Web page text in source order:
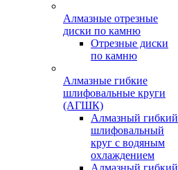
Алмазные отрезные
диски по камню
Отрезные диски
по камню
Алмазные гибкие
шлифовальные круги
(АГШК)
Алмазный гибкий
шлифовальный
круг с водяным
охлаждением
Алмазный гибкий